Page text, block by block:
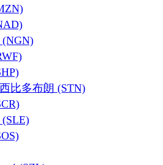
比多布朗 (STN)